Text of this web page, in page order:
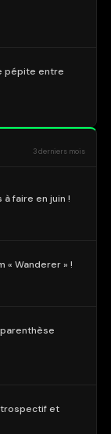
pépite entre
3 derniers mois
faire en juin !
« Wanderer » !
parenthèse
et